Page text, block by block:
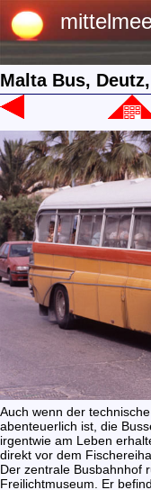
Malta Bus,
Auch wenn der
abenteuerlich ist, die
irgentwie am Leben
direkt vor dem
Der zentrale Busbahnhof
Freilichtmuseum. Er